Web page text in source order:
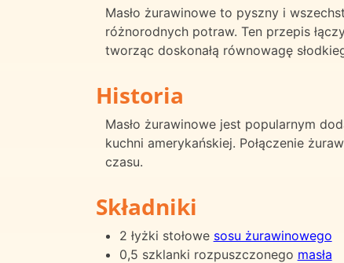
Masło żurawinowe to pyszny i
różnorodnych potraw. Ten przepis
tworząc doskonałą równowagę
Historia
Masło żurawinowe jest popularnym
kuchni amerykańskiej. Połączenie
czasu.
Składniki
2 łyżki stołowe sosu żurawinowego
0,5 szklanki rozpuszczonego masła